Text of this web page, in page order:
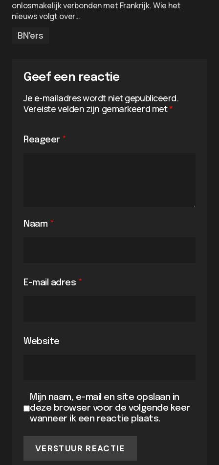
onlosmakelijk verbonden met Frankrijk. Wie het
nieuws volgt over…
BN'ers
Geef een reactie
Je e-mailadres wordt niet gepubliceerd.
Vereiste velden zijn gemarkeerd met*
Reageer *
Naam *
E-mail adres *
Website
Mijn naam, e-mail en site opslaan in
deze browser voor de volgende keer
wanneer ik een reactie plaats.
VERSTUUR REACTIE